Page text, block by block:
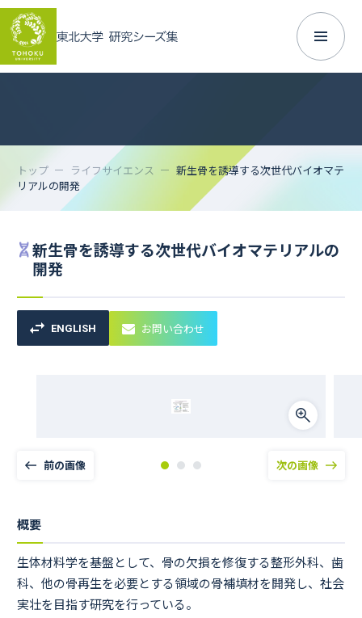
トップ ライフサイエンス
新生骨を誘導する次世代バイオマテ
リアルの開発
新生骨を誘導する次世代バイオマテリアルの
開発
ENGLISH お問い合わせ
前の画像 次の画像
概要
生体材料学を基盤として、骨の欠損を修復する整形外科、歯
科、他の骨再生を必要とする領域の骨補填材を開発し、社会
実壮を目指す研究を行っている。